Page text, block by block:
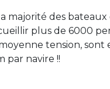
des
plus de 6000
tension,
par navire !!